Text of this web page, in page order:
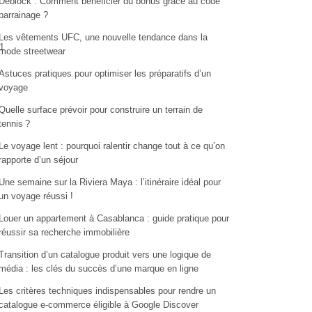
?
vêtements UFC, une nouvelle tendance dans la
streetwear
pratiques pour optimiser les préparatifs d’un
surface prévoir pour construire un terrain de
?
voyage lent : pourquoi ralentir change tout à ce qu’on
d’un séjour
semaine sur la Riviera Maya : l’itinéraire idéal pour
voyage réussi !
un appartement à Casablanca : guide pratique pour
sa recherche immobilière
d’un catalogue produit vers une logique de
: les clés du succès d’une marque en ligne
critères techniques indispensables pour rendre un
e-commerce éligible à Google Discover